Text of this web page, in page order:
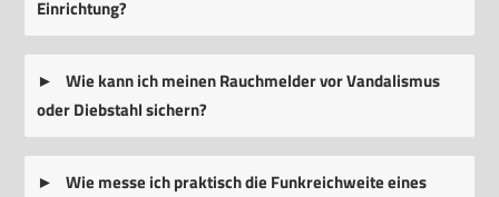
Einrichtung?
Wie kann ich meinen Rauchmelder vor Vandalismus
oder Diebstahl sichern?
Wie messe ich praktisch die Funkreichweite eines